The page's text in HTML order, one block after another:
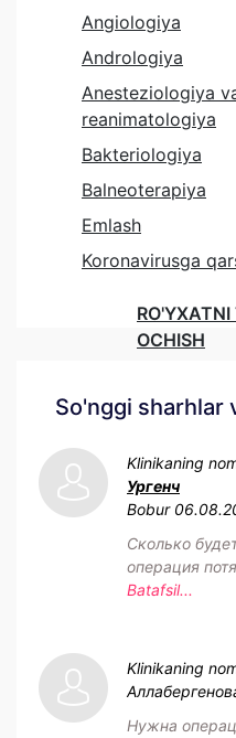
Angiologiya
Andrologiya
Anesteziologiya
reanimatologiya
Bakteriologiya
Balneoterapiya
Emlash
Koronavirusga
RO'YXATNI
OCHISH
So'nggi sharhlar
Klinikaning
Ургенч
Bobur
Сколько
операция
Batafsil...
Klinikaning
Нужна